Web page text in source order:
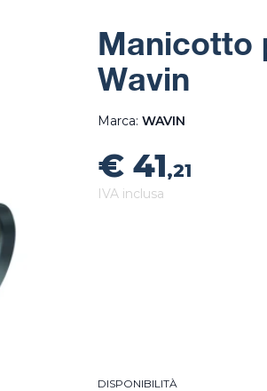
Manicotto
Wavin
Marca: WAVIN
€ 41,21
IVA inclusa
DISPONIBILITÀ